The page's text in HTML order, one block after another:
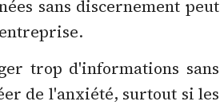
sans discernement peut
trop d'informations sans
de l'anxiété, surtout si les